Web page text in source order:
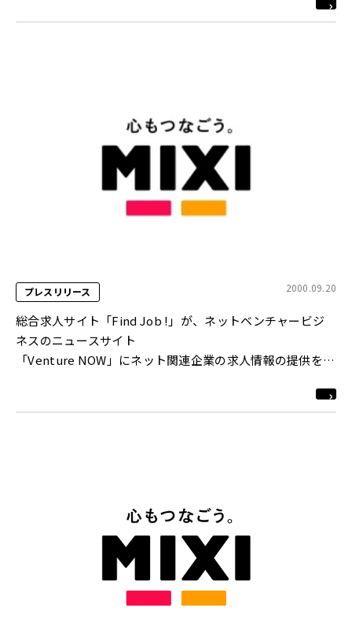
プレスリリース 2000.09.20
総合求人サイト「Find Job !」が、ネットベンチャービジ
ネスのニュースサイト
「Venture NOW」にネット関連企業の求人情報の提供を開